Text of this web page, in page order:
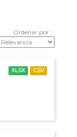
Ordenar por
XLSX CSV